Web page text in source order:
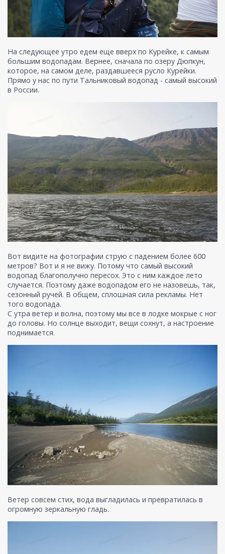
На следующее утро едем еще вверх по Курейке, к самым
большим водопадам. Вернее, сначала по озеру Дюпкун,
которое, на самом деле, раздавшееся русло Курейки.
Прямо у нас по пути Тальниковый водопад - самый высокий
в России.
Вот видите на фотографии струю с падением более 600
метров? Вот и я не вижу. Потому что самый высокий
водопад благополучно пересох. Это с ним каждое лето
случается. Поэтому даже водопадом его не назовешь, так,
сезонный ручей. В общем, сплошная сила рекламы. Нет
того водопада.
С утра ветер и волна, поэтому мы все в лодке мокрые с ног
до головы. Но солнце выходит, вещи сохнут, а настроение
поднимается.
Ветер совсем стих, вода выгладилась и превратилась в
огромную зеркальную гладь.